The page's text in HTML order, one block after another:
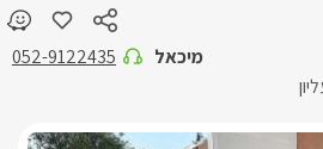
מיכאל 052-9122435